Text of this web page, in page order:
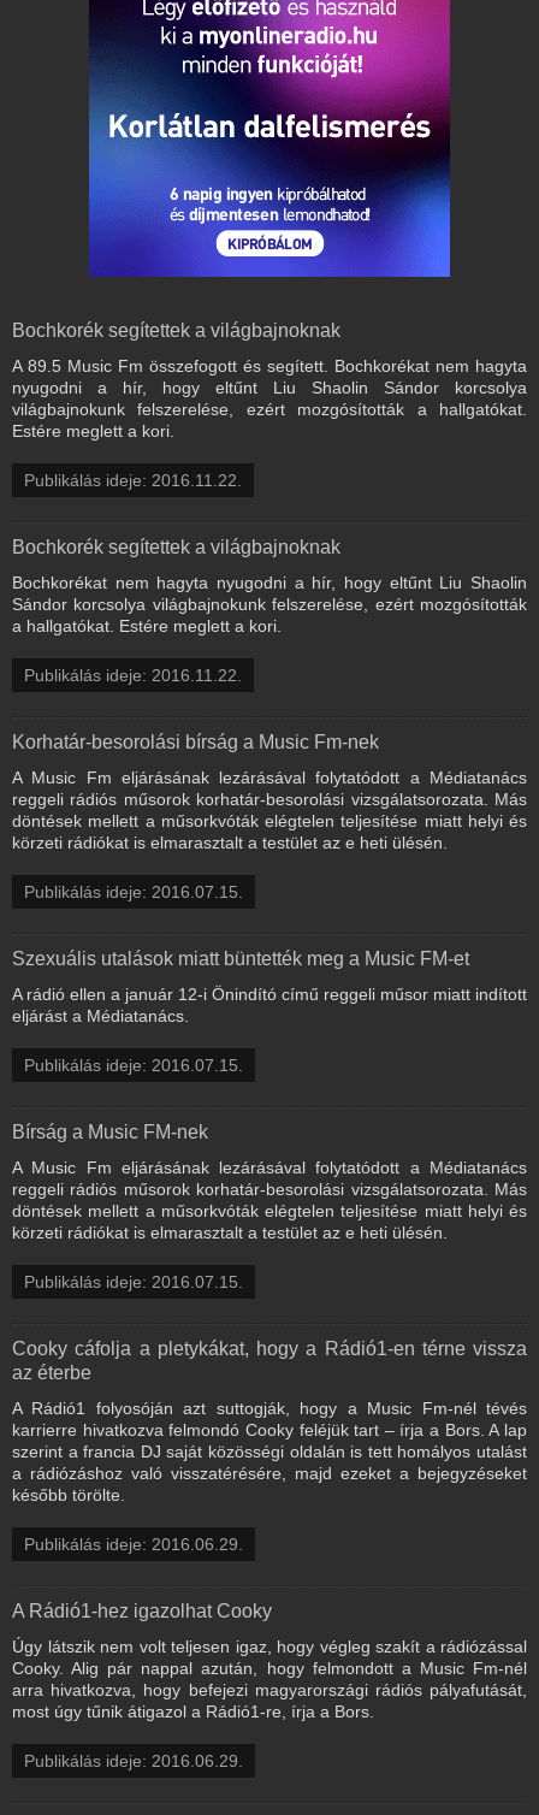
Bochkorék segítettek a világbajnoknak
A 89.5 Music Fm összefogott és segített. Bochkorékat nem hagyta
nyugodni a hír, hogy eltűnt Liu Shaolin Sándor korcsolya
világbajnokunk felszerelése, ezért mozgósították a hallgatókat.
Estére meglett a kori.
Publikálás ideje: 2016.11.22.
Bochkorék segítettek a világbajnoknak
Bochkorékat nem hagyta nyugodni a hír, hogy eltűnt Liu Shaolin
Sándor korcsolya világbajnokunk felszerelése, ezért mozgósították
a hallgatókat. Estére meglett a kori.
Publikálás ideje: 2016.11.22.
Korhatár-besorolási bírság a Music Fm-nek
A Music Fm eljárásának lezárásával folytatódott a Médiatanács
reggeli rádiós műsorok korhatár-besorolási vizsgálatsorozata. Más
döntések mellett a műsorkvóták elégtelen teljesítése miatt helyi és
körzeti rádiókat is elmarasztalt a testület az e heti ülésén.
Publikálás ideje: 2016.07.15.
Szexuális utalások miatt büntették meg a Music FM-et
A rádió ellen a január 12-i Önindító című reggeli műsor miatt indított
eljárást a Médiatanács.
Publikálás ideje: 2016.07.15.
Bírság a Music FM-nek
A Music Fm eljárásának lezárásával folytatódott a Médiatanács
reggeli rádiós műsorok korhatár-besorolási vizsgálatsorozata. Más
döntések mellett a műsorkvóták elégtelen teljesítése miatt helyi és
körzeti rádiókat is elmarasztalt a testület az e heti ülésén.
Publikálás ideje: 2016.07.15.
Cooky cáfolja a pletykákat, hogy a Rádió1-en térne vissza
az éterbe
A Rádió1 folyosóján azt suttogják, hogy a Music Fm-nél tévés
karrierre hivatkozva felmondó Cooky feléjük tart – írja a Bors. A lap
szerint a francia DJ saját közösségi oldalán is tett homályos utalást
a rádiózáshoz való visszatérésére, majd ezeket a bejegyzéseket
később törölte.
Publikálás ideje: 2016.06.29.
A Rádió1-hez igazolhat Cooky
Úgy látszik nem volt teljesen igaz, hogy végleg szakít a rádiózással
Cooky. Alig pár nappal azután, hogy felmondott a Music Fm-nél
arra hivatkozva, hogy befejezi magyarországi rádiós pályafutását,
most úgy tűnik átigazol a Rádió1-re, írja a Bors.
Publikálás ideje: 2016.06.29.